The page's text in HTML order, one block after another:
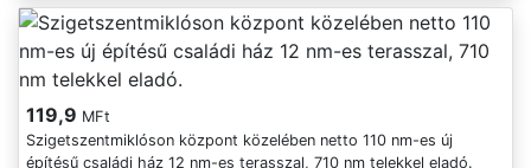
119,9 MFt
Szigetszentmiklóson központ közelében netto 110 nm-es új
építésű családi ház 12 nm-es terasszal, 710 nm telekkel eladó.